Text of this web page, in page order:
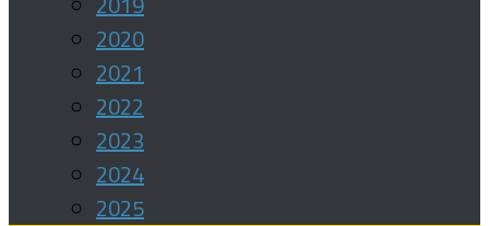
2020
2021
2022
2023
2024
2025